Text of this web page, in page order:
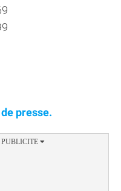
presse.